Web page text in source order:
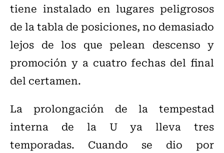
tiene instalado en lugares peligrosos
de la tabla de posiciones, no demasiado
lejos de los que pelean descenso y
promoción y a cuatro fechas del final
del certamen.
La prolongación de la tempestad
interna de la U ya lleva tres
temporadas. Cuando se dio por